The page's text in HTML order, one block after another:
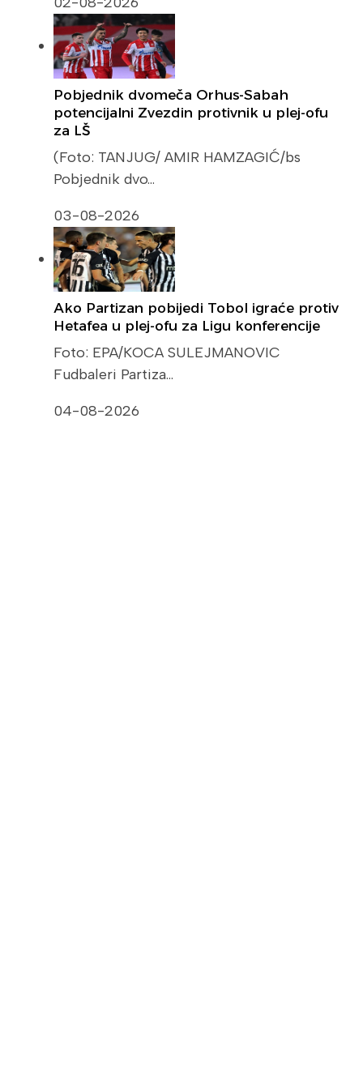
Pobjednik dvomeča Orhus-Sabah
potencijalni Zvezdin protivnik u plej-ofu
za LŠ
(Foto: TANJUG/ AMIR HAMZAGIĆ/bs
Pobjednik dvo…
03-08-2026
Ako Partizan pobijedi Tobol igraće protiv
Hetafea u plej-ofu za Ligu konferencije
Foto: EPA/KOCA SULEJMANOVIC
Fudbaleri Partiza…
04-08-2026